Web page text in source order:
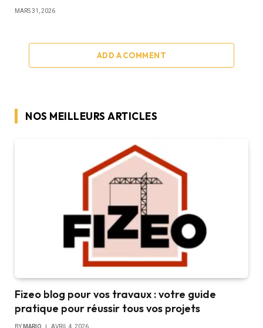
MARS 31, 2026
ADD A COMMENT
NOS MEILLEURS ARTICLES
Fizeo blog pour vos travaux : votre guide
pratique pour réussir tous vos projets
BY MARIO AVRIL 4, 2026